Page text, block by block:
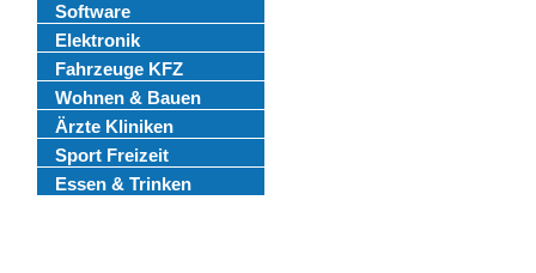
Software
Elektronik
Fahrzeuge KFZ
Wohnen & Bauen
Ärzte Kliniken
Sport Freizeit
Essen & Trinken